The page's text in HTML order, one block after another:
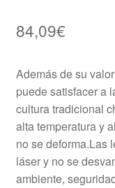
84,09€
Además de su
puede satisfacer a
cultura tradicional
alta temperatura y
no se deforma.Las
láser y no se
ambiente,